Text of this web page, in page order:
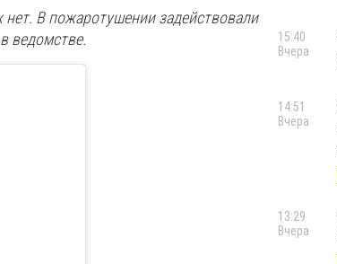
В пожаротушении задействовали
ведомстве.
15:40
Вчера
14:51
Вчера
13:29
Вчера